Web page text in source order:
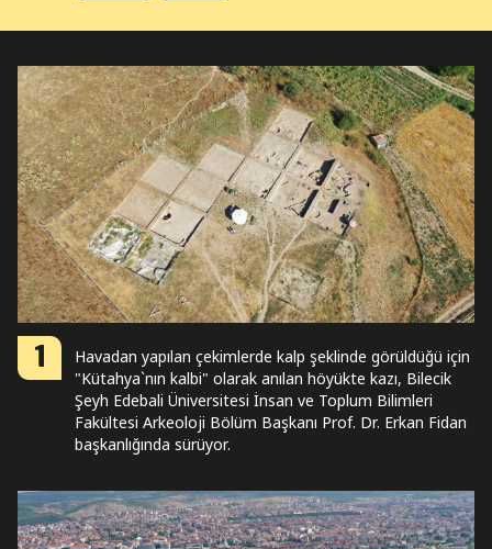
1
Havadan yapılan çekimlerde kalp şeklinde görüldüğü için
"Kütahya`nın kalbi" olarak anılan höyükte kazı, Bilecik
Şeyh Edebali Üniversitesi İnsan ve Toplum Bilimleri
Fakültesi Arkeoloji Bölüm Başkanı Prof. Dr. Erkan Fidan
başkanlığında sürüyor.